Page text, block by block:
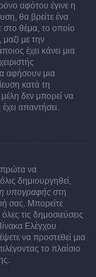
αφότου έγινε η
θα βρείτε ένα
στο θέμα, το οποίο
με την
έχει κάνει μια
αφήσουν μια
κατά τη
δεν μπορεί να
απαντήσει.
πρώτα να
δημιουργηθεί,
υπογραφής στη
σας. Μπορείτε
τις δημοσιεύσεις
Ελέγχου
να προστεθεί μια
το πλαίσιο